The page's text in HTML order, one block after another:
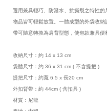
選用兼具輕巧、防潑水、抗撕裂之特性
物品皆可輕鬆放置。一體成型的外袋收
帶可隨意轉換為肩背型態，使包款兼具便
收納尺寸：約 14 x 13 cm
袋體尺寸：約 36 x 31 cm ( 不含提把 )
提把尺寸：約寬 6.5 x 長20 cm
外扣背帶：約 44cm ( 含扣具 )
材質：尼龍